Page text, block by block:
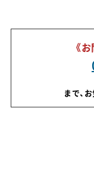
《
まで、